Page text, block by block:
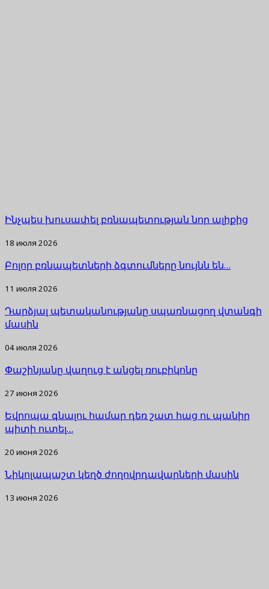
Ինչպես խուսափել բռնապետության նոր ալիքից
18 июля 2026
Բոլոր բռնապետների ձգտումները նույնն են…
11 июля 2026
Դարձյալ պետականությանը սպառնացող վտանգի
մասին
04 июля 2026
Փաշինյանը վաղուց է անցել ռուբիկոնը
27 июня 2026
Եվրոպա գնալու համար դեռ շատ հաց ու պանիր
պիտի ուտել…
20 июня 2026
Նիկոլապաշտ կեղծ ժողովրդավարների մասին
13 июня 2026